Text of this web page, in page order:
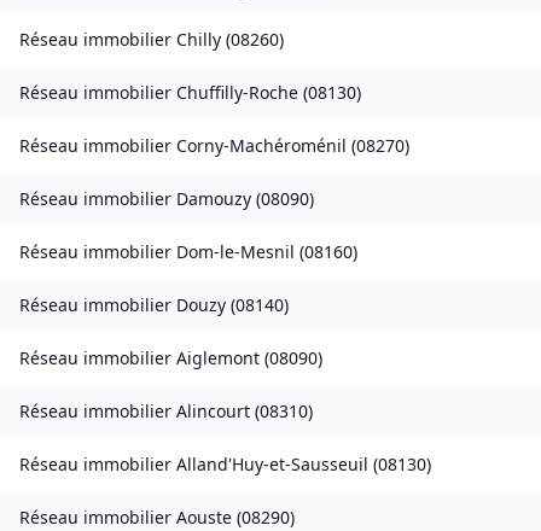
Réseau immobilier Chilly (08260)
Réseau immobilier Chuffilly-Roche (08130)
Réseau immobilier Corny-Machéroménil (08270)
Réseau immobilier Damouzy (08090)
Réseau immobilier Dom-le-Mesnil (08160)
Réseau immobilier Douzy (08140)
Réseau immobilier Aiglemont (08090)
Réseau immobilier Alincourt (08310)
Réseau immobilier Alland'Huy-et-Sausseuil (08130)
Réseau immobilier Aouste (08290)